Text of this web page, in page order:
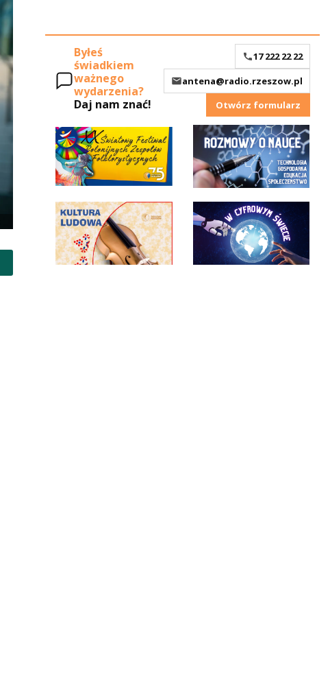
Byłeś
świadkiem
ważnego
wydarzenia?
Daj nam znać!
17 222 22 22
antena@radio.rzeszow.pl
Otwórz formularz